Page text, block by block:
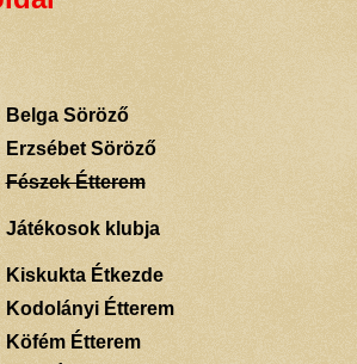
Belga Söröző
Erzsébet Söröző
Fészek Étterem
Játékosok klubja
Kiskukta Étkezde
Kodolányi Étterem
Köfém Étterem